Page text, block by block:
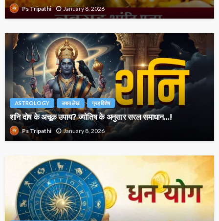
Ps Tripathi January 8, 2026
ASTROLOGY उपाय लेख ग्रह विशेष
शनि दोष के अचूक उपाय? ज्योतिष के अनुसार सरल समाधान…!
Ps Tripathi January 8, 2026